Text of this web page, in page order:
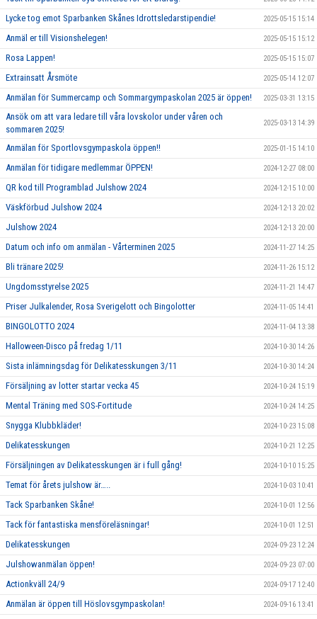
Lycke tog emot Sparbanken Skånes Idrottsledarstipendie! 2025-05-15 15:14
Anmäl er till Visionshelegen! 2025-05-15 15:12
Rosa Lappen! 2025-05-15 15:07
Extrainsatt Årsmöte 2025-05-14 12:07
Anmälan för Summercamp och Sommargympaskolan 2025 är öppen! 2025-03-31 13:15
Ansök om att vara ledare till våra lovskolor under våren och
sommaren 2025!
2025-03-13 14:39
Anmälan för Sportlovsgympaskola öppen!! 2025-01-15 14:10
Anmälan för tidigare medlemmar ÖPPEN! 2024-12-27 08:00
QR kod till Programblad Julshow 2024 2024-12-15 10:00
Väskförbud Julshow 2024 2024-12-13 20:02
Julshow 2024 2024-12-13 20:00
Datum och info om anmälan - Vårterminen 2025 2024-11-27 14:25
Bli tränare 2025! 2024-11-26 15:12
Ungdomsstyrelse 2025 2024-11-21 14:47
Priser Julkalender, Rosa Sverigelott och Bingolotter 2024-11-05 14:41
BINGOLOTTO 2024 2024-11-04 13:38
Halloween-Disco på fredag 1/11 2024-10-30 14:26
Sista inlämningsdag för Delikatesskungen 3/11 2024-10-30 14:24
Försäljning av lotter startar vecka 45 2024-10-24 15:19
Mental Träning med SOS-Fortitude 2024-10-24 14:25
Snygga Klubbkläder! 2024-10-23 15:08
Delikatesskungen 2024-10-21 12:25
Försäljningen av Delikatesskungen är i full gång! 2024-10-10 15:25
Temat för årets julshow är….. 2024-10-03 10:41
Tack Sparbanken Skåne! 2024-10-01 12:56
Tack för fantastiska mensföreläsningar! 2024-10-01 12:51
Delikatesskungen 2024-09-23 12:24
Julshowanmälan öppen! 2024-09-23 07:00
Actionkväll 24/9 2024-09-17 12:40
Anmälan är öppen till Höslovsgympaskolan! 2024-09-16 13:41